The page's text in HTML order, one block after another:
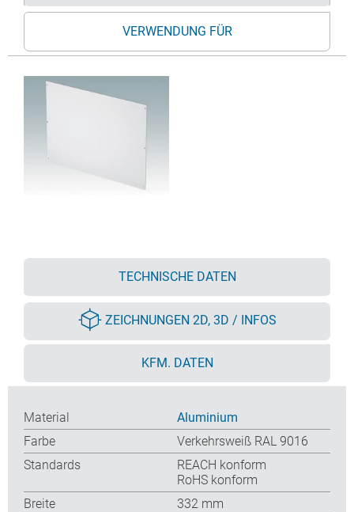
VERWENDUNG FÜR
TECHNISCHE DATEN
ZEICHNUNGEN 2D, 3D / INFOS
KFM. DATEN
Material
Aluminium
Farbe
Verkehrsweiß RAL 9016
Standards
REACH konform
RoHS konform
Breite
332 mm